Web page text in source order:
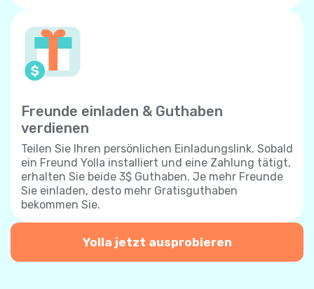
Freunde einladen & Guthaben
verdienen
Teilen Sie Ihren persönlichen Einladungslink. Sobald
ein Freund Yolla installiert und eine Zahlung tätigt,
erhalten Sie beide 3$ Guthaben. Je mehr Freunde
Sie einladen, desto mehr Gratisguthaben
bekommen Sie.
Yolla jetzt ausprobieren